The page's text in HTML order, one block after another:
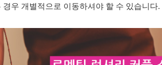
우 개별적으로 이동하셔야 할 수 있습니다.